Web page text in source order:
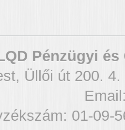
Pénzügyi
Üllői út 200.
01-09-